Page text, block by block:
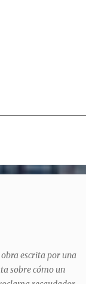
escrita por una
sobre cómo un